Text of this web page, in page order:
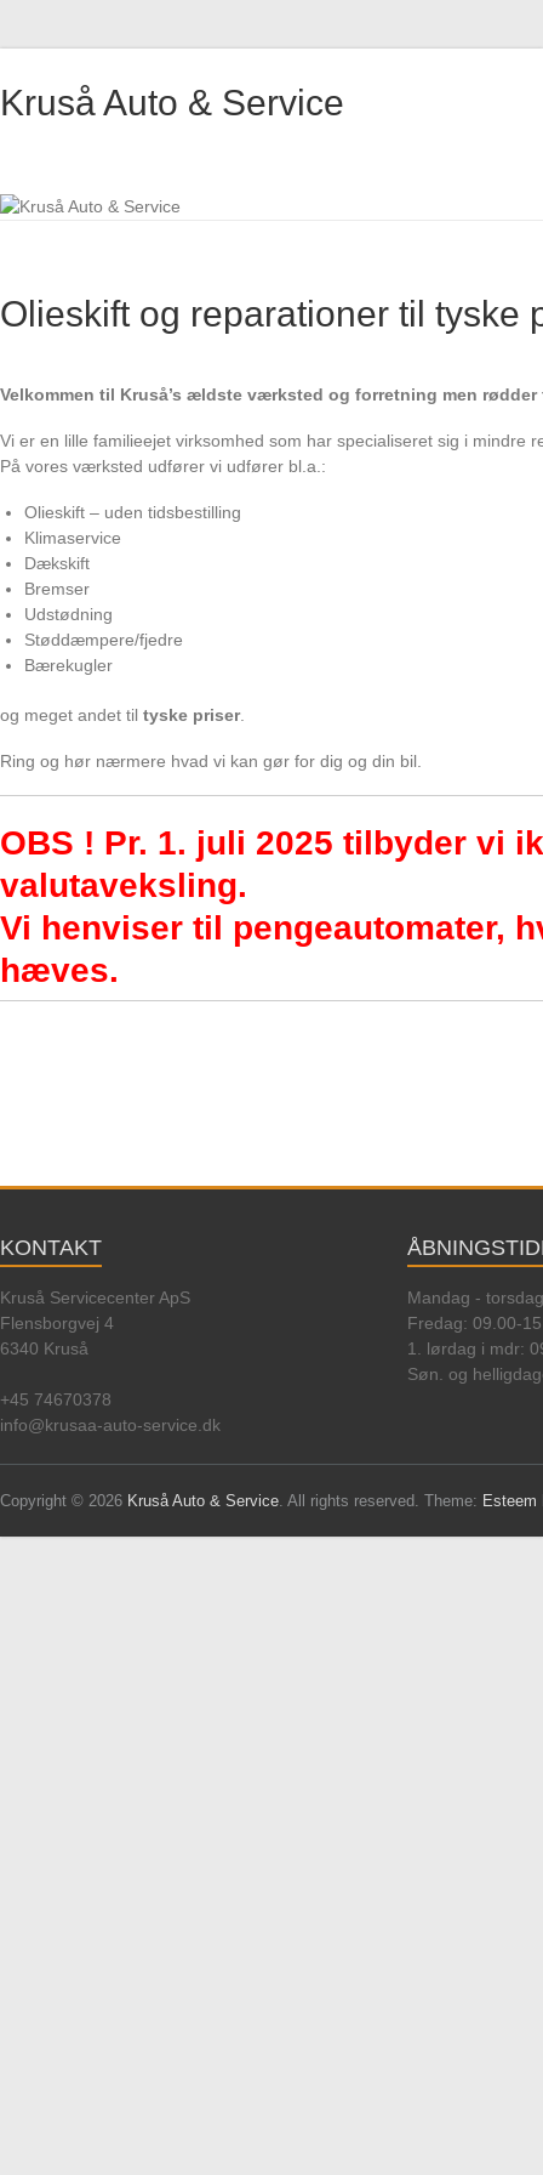
content
Kruså Auto & Service
Olieskift og reparationer til tyske
Velkommen til Kruså’s ældste værksted og forretning men rødder
Vi er en lille familieejet virksomhed som har specialiseret sig i mindre
På vores værksted udfører vi udfører bl.a.:
Olieskift – uden tidsbestilling
Klimaservice
Dækskift
Bremser
Udstødning
Støddæmpere/fjedre
Bærekugler
og meget andet til tyske priser.
Ring og hør nærmere hvad vi kan gør for dig og din bil.
OBS ! Pr. 1. juli 2025 tilbyder vi
valutaveksling.
Vi henviser til pengeautomater,
hæves.
KONTAKT
Kruså Servicecenter ApS
Flensborgvej 4
6340 Kruså
+45 74670378
info@krusaa-auto-service.dk
Mandag -
Fredag: 09.00-
1. lørdag i mdr:
Søn. og
Copyright © 2026 Kruså Auto & Service. All rights reserved. Theme: Esteem